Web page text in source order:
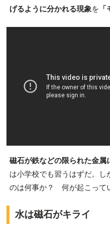
げるように分かれる現象を
磁石が鉄などの限られた金属
は小学校でも習うはずだ。し
のは何事か？ 何が起こって
水は磁石がキライ